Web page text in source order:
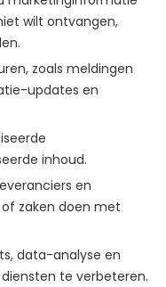
wilt ontvangen,
zoals meldingen
updates en
inhoud.
en
zaken doen met
data-analyse en
te verbeteren.